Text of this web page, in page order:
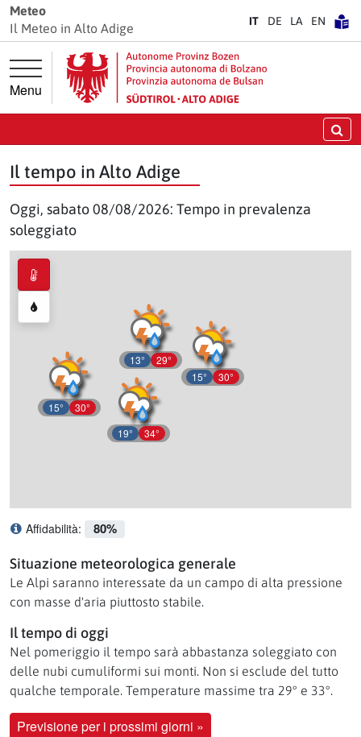
Vai direttamente alla navigazione principale
Vai direttamente al contenuto principale
Meteo
Il Meteo in Alto Adige
IT DE LA EN
Menu
Il tempo in Alto Adige
Oggi, sabato 08/08/2026: Tempo in prevalenza
soleggiato
15° 30°
13° 29°
19° 34°
15° 30°
Affidabilità: 80%
Situazione meteorologica generale
Le Alpi saranno interessate da un campo di alta pressione
con masse d'aria piuttosto stabile.
Il tempo di oggi
Nel pomeriggio il tempo sarà abbastanza soleggiato con
delle nubi cumuliformi sui monti. Non si esclude del tutto
qualche temporale. Temperature massime tra 29° e 33°.
Previsione per i prossimi giorni »